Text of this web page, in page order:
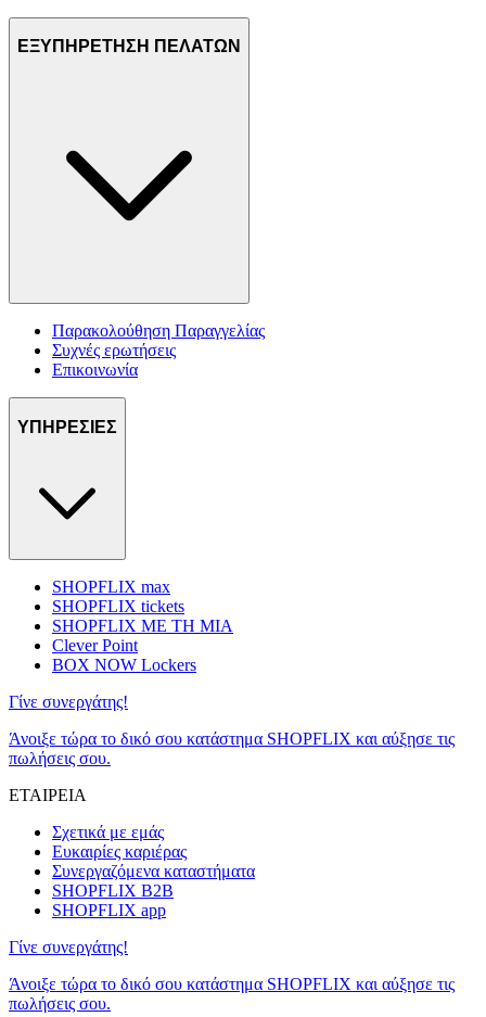
ΕΞΥΠΗΡΕΤΗΣΗ ΠΕΛΑΤΩΝ
Παρακολούθηση Παραγγελίας
Συχνές ερωτήσεις
Επικοινωνία
ΥΠΗΡΕΣΙΕΣ
SHOPFLIX max
SHOPFLIX tickets
SHOPFLIX ΜΕ ΤΗ ΜΙΑ
Clever Point
BOX NOW Lockers
Γίνε συνεργάτης!
Άνοιξε τώρα το δικό σου κατάστημα SHOPFLIX και αύξησε τις
πωλήσεις σου.
ΕΤΑΙΡΕΙΑ
Σχετικά με εμάς
Ευκαιρίες καριέρας
Συνεργαζόμενα καταστήματα
SHOPFLIX B2B
SHOPFLIX app
Γίνε συνεργάτης!
Άνοιξε τώρα το δικό σου κατάστημα SHOPFLIX και αύξησε τις
πωλήσεις σου.